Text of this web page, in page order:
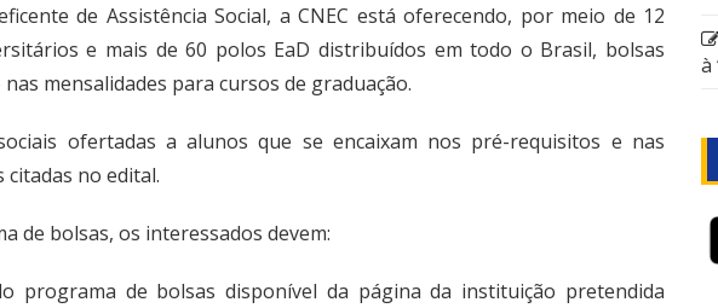
de Assistência Social, a CNEC está oferecendo, por meio de 12
e mais de 60 polos EaD distribuídos em todo o Brasil, bolsas
mensalidades para cursos de graduação.
ofertadas a alunos que se encaixam nos pré-requisitos e nas
citadas no edital.
de bolsas, os interessados devem:
programa de bolsas disponível da página da instituição pretendida
à